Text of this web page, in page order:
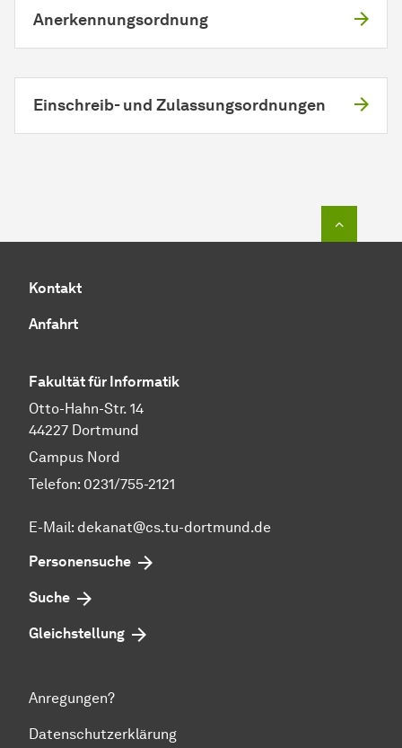
Anerkennungsordnung
Einschreib- und Zulassungsordnungen
Kontakt
Anfahrt
Fakultät für Informatik
Otto-Hahn-Str. 14
44227 Dortmund
Campus Nord
Telefon: 0231/755-2121
E-Mail: dekanat@cs.tu-dortmund.de
Personensuche
Suche
Gleichstellung
Anregungen?
Datenschutzerklärung